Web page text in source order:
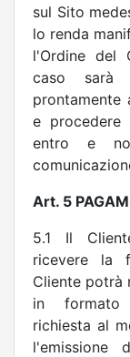
sul Sito
lo renda
l'Ordine del
caso sarà
prontamente
e procedere
entro e
Art. 5
5.1 Il
ricevere la
Cliente potrà
in formato
richiesta al
l'emissione